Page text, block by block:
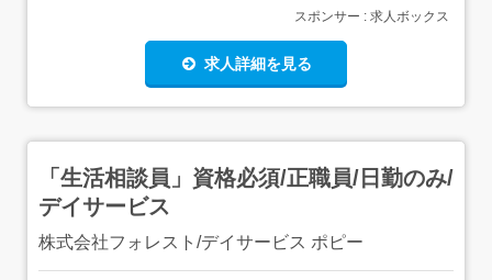
スポンサー : 求人ボックス
求人詳細を見る
「生活相談員」資格必須/正職員/日勤のみ/
デイサービス
株式会社フォレスト/デイサービス ポピー